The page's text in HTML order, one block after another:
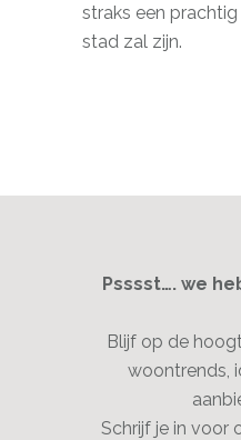
straks een
stad zal zijn.
Psssst…. we
Blijf op de
woontrends,
Schrijf je in voor